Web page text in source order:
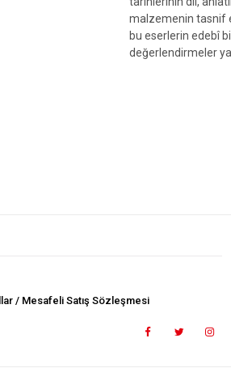
malzemenin tasnif
bu eserlerin edebî
değerlendirmeler
/ Mesafeli Satış Sözleşmesi